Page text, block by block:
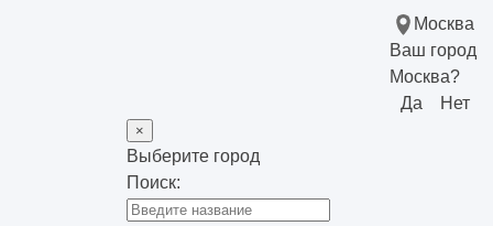
Москва
Ваш город
Москва?
Да
Нет
×
Выберите город
Поиск: